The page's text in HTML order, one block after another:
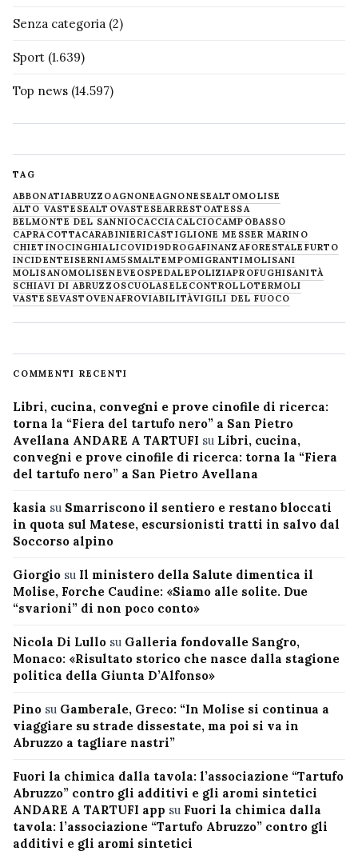
Senza categoria (2)
Sport (1.639)
Top news (14.597)
TAG
ABBONATIABRUZZOAGNONEAGNONESEALTOMOLISE
ALTO VASTESEALTOVASTESEARRESTOATESSA
BELMONTE DEL SANNIOCACCIACALCIOCAMPOBASSO
CAPRACOTTACARABINIERICASTIGLIONE MESSER MARINO
CHIETINOCINGHIALICOVID19DROGAFINANZAFORESTALE FURTO
INCIDENTEISERNIAM5SMALTEMPOMIGRANTIMOLISANI
MOLISANOMOLISENEVE OSPEDALEPOLIZIAPROFUGHISANITÀ
SCHIAVI DI ABRUZZOSCUOLASELECONTROLLOTERMOLI
VASTESEVASTOVENAFROVIABILITÀVIGILI DEL FUOCO
COMMENTI RECENTI
Libri, cucina, convegni e prove cinofile di ricerca:
torna la “Fiera del tartufo nero” a San Pietro
Avellana ANDARE A TARTUFI su Libri, cucina,
convegni e prove cinofile di ricerca: torna la “Fiera
del tartufo nero” a San Pietro Avellana
kasia su Smarriscono il sentiero e restano bloccati
in quota sul Matese, escursionisti tratti in salvo dal
Soccorso alpino
Giorgio su Il ministero della Salute dimentica il
Molise, Forche Caudine: «Siamo alle solite. Due
“svarioni” di non poco conto»
Nicola Di Lullo su Galleria fondovalle Sangro,
Monaco: «Risultato storico che nasce dalla stagione
politica della Giunta D’Alfonso»
Pino su Gamberale, Greco: “In Molise si continua a
viaggiare su strade dissestate, ma poi si va in
Abruzzo a tagliare nastri”
Fuori la chimica dalla tavola: l’associazione “Tartufo
Abruzzo” contro gli additivi e gli aromi sintetici
ANDARE A TARTUFI app su Fuori la chimica dalla
tavola: l’associazione “Tartufo Abruzzo” contro gli
additivi e gli aromi sintetici